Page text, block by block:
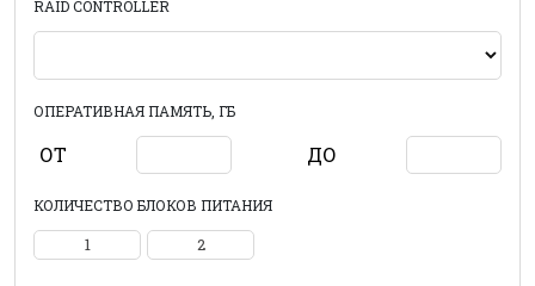
RAID CONTROLLER
ОПЕРАТИВНАЯ ПАМЯТЬ, ГБ
ОТ ДО
КОЛИЧЕСТВО БЛОКОВ ПИТАНИЯ
1 2